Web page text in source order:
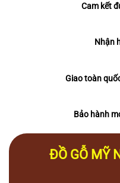
Cam kết
Nhận
Giao toàn
Bảo hành
ĐỒ GỖ MỸ